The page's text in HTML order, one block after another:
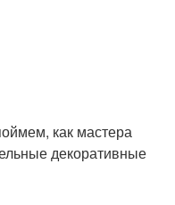
как мастера
декоративные